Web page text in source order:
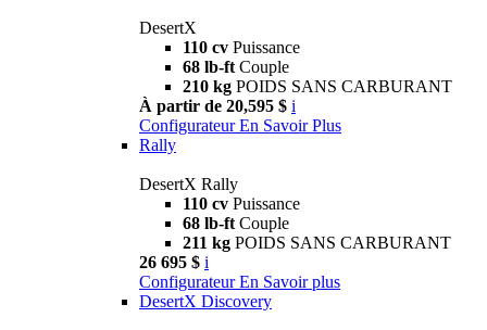
DesertX
110 cv Puissance
68 lb-ft Couple
210 kg POIDS SANS CARBURANT
À partir de 20,595 $ i
Configurateur En Savoir Plus
Rally
DesertX Rally
110 cv Puissance
68 lb-ft Couple
211 kg POIDS SANS CARBURANT
26 695 $ i
Configurateur En Savoir plus
DesertX Discovery